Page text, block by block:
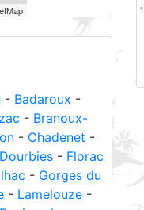
- Badaroux -
- Branoux-
- Chadenet -
Dourbies - Florac
- Gorges du
- Lamelouze -